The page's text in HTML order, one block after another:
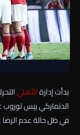
بدأت إدارةالأهلي
الدنماركيييس توروب
في ظل حالة عدم الرضا